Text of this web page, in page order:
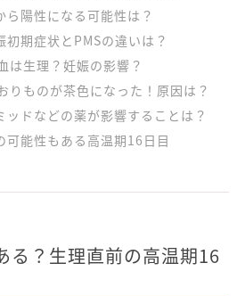
陽性になる可能性は？
期症状とPMSの違いは？
は生理？妊娠の影響？
りものが茶色になった！原因は？
ッドなどの薬が影響することは？
可能性もある高温期16日目
る？生理直前の高温期16